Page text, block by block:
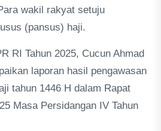
wakil rakyat setuju
(pansus) haji.
RI Tahun 2025, Cucun Ahmad
laporan hasil pengawasan
tahun 1446 H dalam Rapat
Masa Persidangan IV Tahun